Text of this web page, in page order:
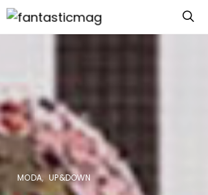
MODA UP&DOWN